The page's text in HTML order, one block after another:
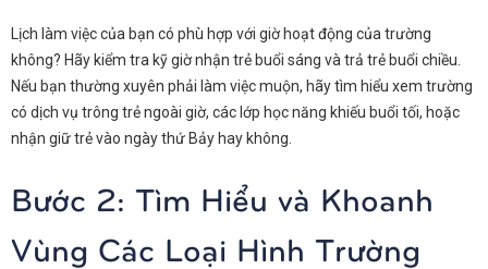
Lịch làm việc của bạn có phù hợp với giờ hoạt động của trường
không? Hãy kiểm tra kỹ giờ nhận trẻ buổi sáng và trả trẻ buổi chiều.
Nếu bạn thường xuyên phải làm việc muộn, hãy tìm hiểu xem trường
có dịch vụ trông trẻ ngoài giờ, các lớp học năng khiếu buổi tối, hoặc
nhận giữ trẻ vào ngày thứ Bảy hay không.
Bước 2: Tìm Hiểu và Khoanh
Vùng Các Loại Hình Trường